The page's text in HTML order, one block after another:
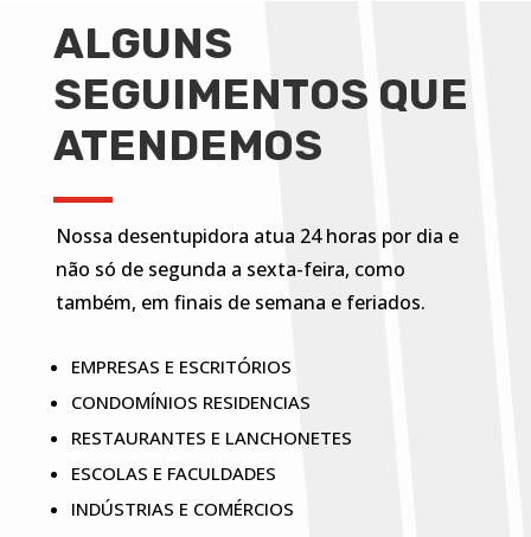
ALGUNS
SEGUIMENTOS QUE
ATENDEMOS
Nossa desentupidora atua 24 horas por dia e
não só de segunda a sexta-feira, como
também, em finais de semana e feriados.
EMPRESAS E ESCRITÓRIOS
CONDOMÍNIOS RESIDENCIAS
RESTAURANTES E LANCHONETES
ESCOLAS E FACULDADES
INDÚSTRIAS E COMÉRCIOS